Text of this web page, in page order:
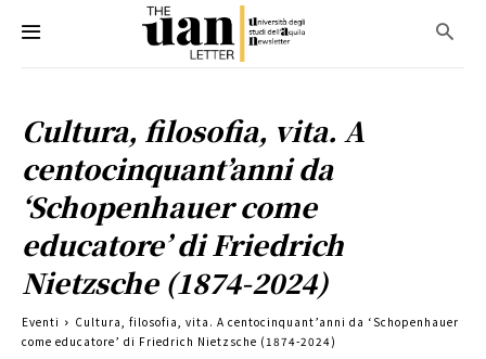
Cultura, filosofia, vita. A
centocinquant’anni da
‘Schopenhauer come
educatore’ di Friedrich
Nietzsche (1874-2024)
Eventi
Cultura, filosofia, vita. A centocinquant’anni da ‘Schopenhauer
come educatore’ di Friedrich Nietzsche (1874-2024)